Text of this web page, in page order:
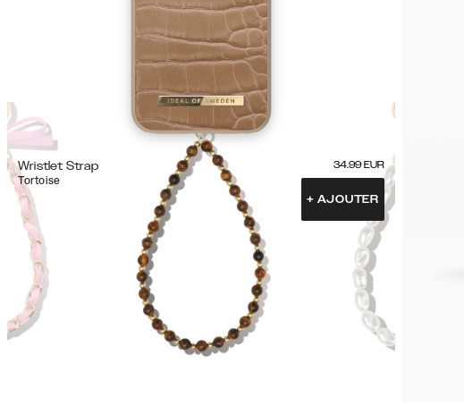
Wristlet Strap
Tortoise
34.99 EUR
+ AJOUTER